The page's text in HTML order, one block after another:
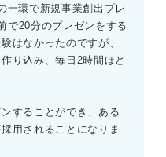
一環で新規事業創出プレ
で20分のプレゼンをする
はなかったのですが、
り込み、毎日2時間ほど
することができ、ある
用されることになりま